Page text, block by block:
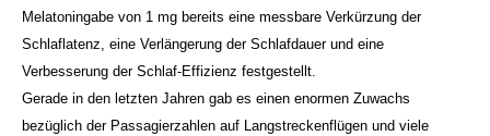
Melatoningabe von 1 mg bereits eine messbare Verkürzung der
Schlaflatenz, eine Verlängerung der Schlafdauer und eine
Verbesserung der Schlaf-Effizienz festgestellt.
Gerade in den letzten Jahren gab es einen enormen Zuwachs
bezüglich der Passagierzahlen auf Langstreckenflügen und viele